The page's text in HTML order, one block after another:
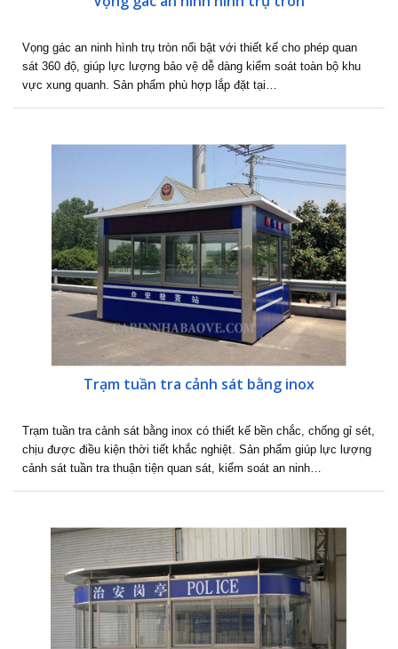
Vọng gác an ninh hình trụ tròn nổi bật với thiết kế cho phép quan
sát 360 độ, giúp lực lượng bảo vệ dễ dàng kiểm soát toàn bộ khu
vực xung quanh. Sản phẩm phù hợp lắp đặt tại…
Trạm tuần tra cảnh sát bằng inox
Trạm tuần tra cảnh sát bằng inox có thiết kế bền chắc, chống gỉ sét,
chịu được điều kiện thời tiết khắc nghiệt. Sản phẩm giúp lực lượng
cảnh sát tuần tra thuận tiện quan sát, kiểm soát an ninh…